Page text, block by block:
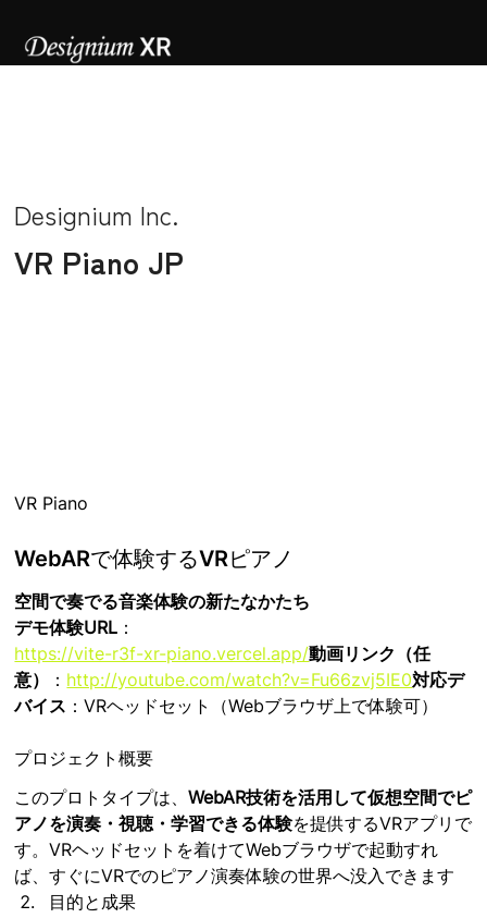
VR Piano
WebARで体験するVRピアノ
空間で奏でる音楽体験の新たなかたち
デモ体験URL ：
https://vite-r3f-xr-piano.vercel.app/動画リンク（任
意）
： http://youtube.com/watch?v=Fu66zvj5IE0対応デ
バイス ：VRヘッドセット（Webブラウザ上で体験可）
プロジェクト概要
このプロトタイプは、WebAR技術を活用して仮想空間でピ
アノを演奏・視聴・学習できる体験を提供するVRアプリで
す。VRヘッドセットを着けてWebブラウザで起動すれ
ば、すぐにVRでのピアノ演奏体験の世界へ没入できます
目的と成果
Designium Inc.
VR Piano JP